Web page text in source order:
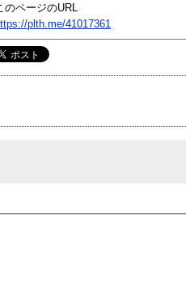
のページのURL
plth.me/41017361